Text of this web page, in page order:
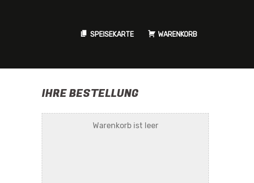
SPEISEKARTE WARENKORB
IHRE BESTELLUNG
Warenkorb ist leer